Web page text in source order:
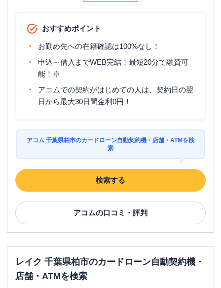
おすすめポイント
お勤め先への在籍確認は100%なし！
申込～借入までWEB完結！最短20分で融資可
能！※
アコムでの契約がはじめての人は、契約日の翌
日から最大30日間金利0円！
アコム 千葉県柏市のカードローン自動契約機・店舗・ATMを検
索
検索する
アコムの口コミ・評判
レイク 千葉県柏市のカードローン自動契約機・
店舗・ATMを検索